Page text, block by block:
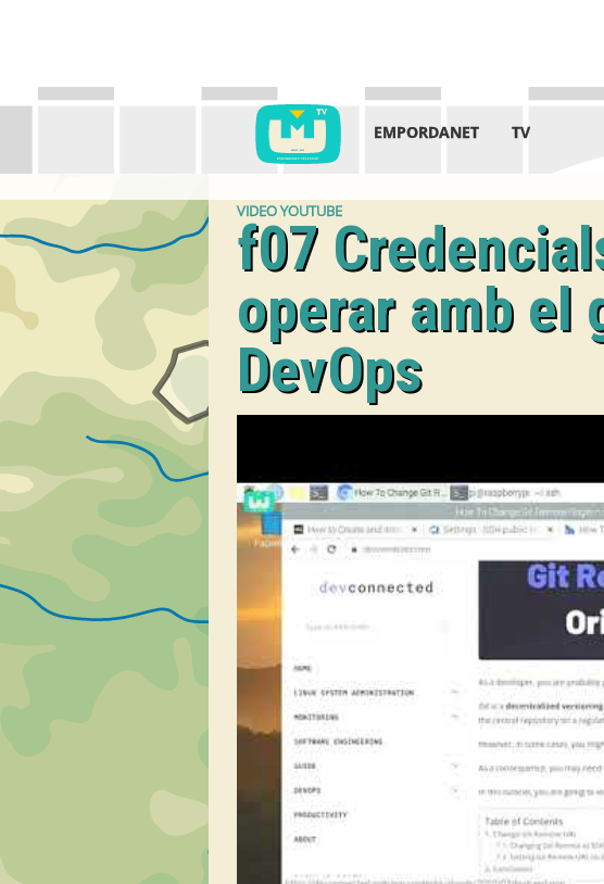
EMPORDANET TV
VIDEO YOUTUBE
f07
operar amb el
DevOps